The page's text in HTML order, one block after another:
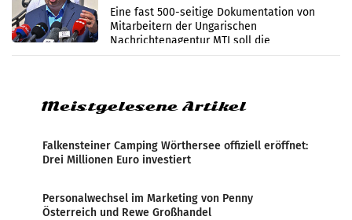
Zensur
Eine fast 500-seitige Dokumentation von
Mitarbeitern der Ungarischen
Nachrichtenagentur MTI soll die
systematische Nachrichten-Manipulation und
Meistgelesene Artikel
Falkensteiner Camping Wörthersee offiziell eröffnet:
Drei Millionen Euro investiert
Personalwechsel im Marketing von Penny
Österreich und Rewe Großhandel